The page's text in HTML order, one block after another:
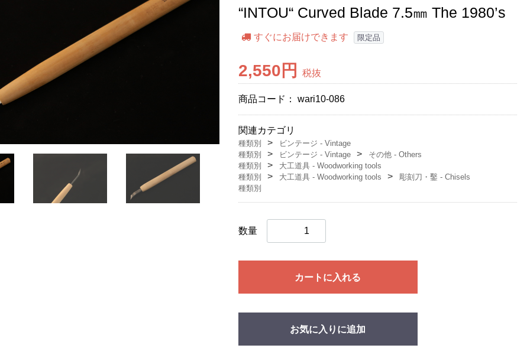
“INTOU“ Curved Blade 7.5㎜ The 1980’s
すぐにお届けできます 限定品
2,550円 税抜
商品コード： wari10-086
関連カテゴリ
種類別
ビンテージ - Vintage
種類別
ビンテージ - Vintage
その他 - Others
種類別
大工道具 - Woodworking tools
種類別
大工道具 - Woodworking tools
彫刻刀・鑿 - Chisels
種類別
数量
カートに入れる
お気に入りに追加